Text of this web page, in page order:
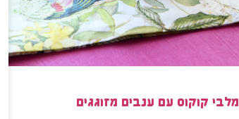
מלבי קוקוס עם ענבים מזוגגים